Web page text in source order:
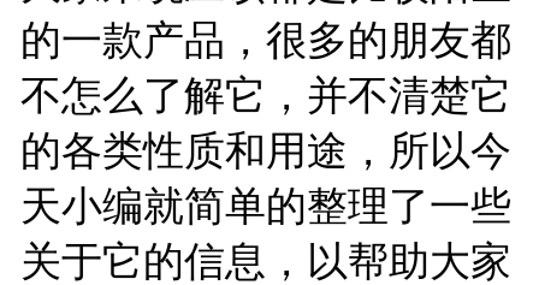
的一款产品，很多的朋友都
不怎么了解它，并不清楚它
的各类性质和用途，所以今
天小编就简单的整理了一些
关于它的信息，以帮助大家